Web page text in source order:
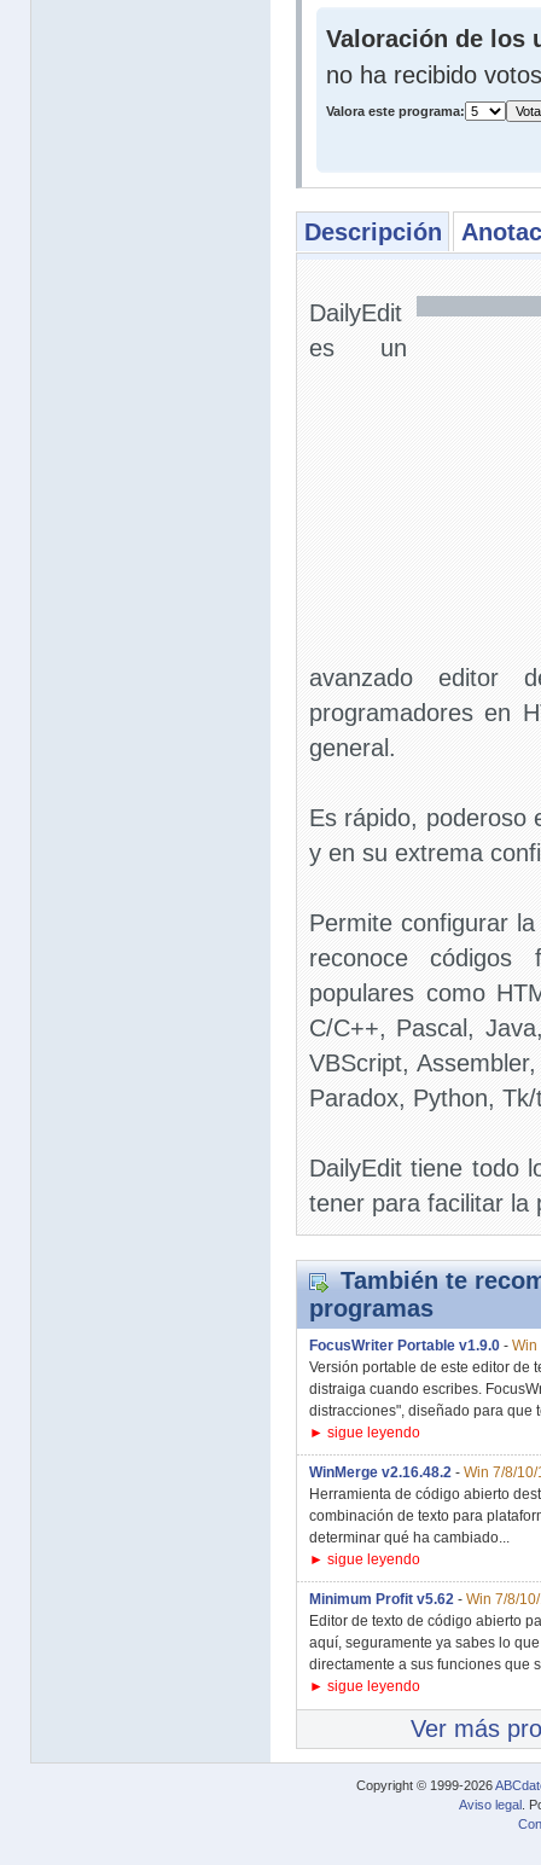
Valoración de los
no ha recibido votos
Valora este programa:
Descripción
DailyEdit
es un
avanzado editor
programadores en
general.
Es rápido, poderoso
y en su extrema
Permite configurar
reconoce códigos
populares como
C/C++, Pascal,
VBScript,
Paradox, Python,
DailyEdit tiene todo
tener para facilitar la
También te
programas
FocusWriter Portable v1.9.0 - Win
Versión portable de este editor de
distraiga cuando escribes.
distracciones", diseñado para que
► sigue leyendo
WinMerge v2.16.48.2 - Win 7/8/10/
Herramienta de código abierto
combinación de texto para
determinar qué ha cambiado...
► sigue leyendo
Minimum Profit v5.62 - Win 7/8/
Editor de texto de código abierto
aquí, seguramente ya sabes lo
directamente a sus funciones que
► sigue leyendo
Ver más
Copyright © 1999-2026
Aviso legal .